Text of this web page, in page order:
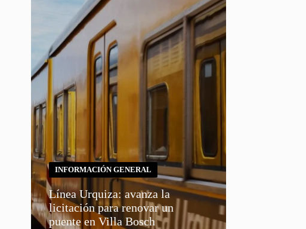
INFORMACIÓN GENERAL
Línea Urquiza: avanza la
licitación para renovar un
puente en Villa Bosch